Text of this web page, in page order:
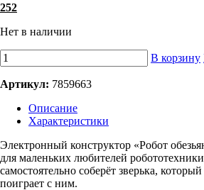
252
Нет в наличии
В корзину
Артикул: 7859663
Описание
Характеристики
Электронный конструктор «Робот
для маленьких любителей
самостоятельно соберёт зверька,
поиграет с ним.